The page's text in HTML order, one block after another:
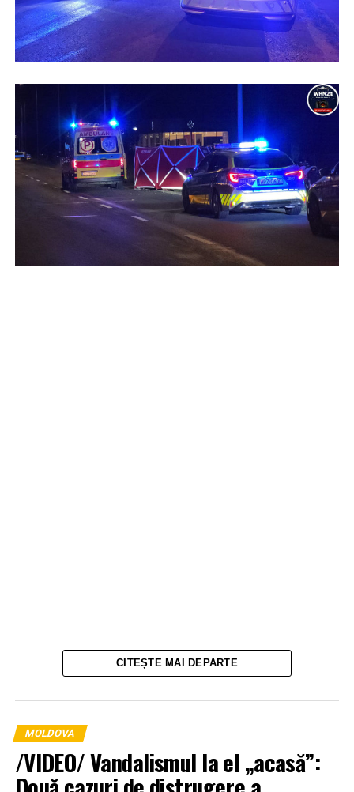
CITEȘTE MAI DEPARTE
MOLDOVA
/VIDEO/ Vandalismul la el „acasă”: